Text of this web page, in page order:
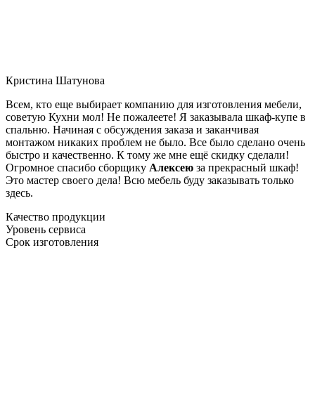
Кристина Шатунова
Всем, кто еще выбирает компанию для изготовления мебели,
советую Кухни мол! Не пожалеете! Я заказывала шкаф-купе в
спальню. Начиная с обсуждения заказа и заканчивая
монтажом никаких проблем не было. Все было сделано очень
быстро и качественно. К тому же мне ещё скидку сделали!
Огромное спасибо сборщику Алексею за прекрасный шкаф!
Это мастер своего дела! Всю мебель буду заказывать только
здесь.
Качество продукции
Уровень сервиса
Срок изготовления